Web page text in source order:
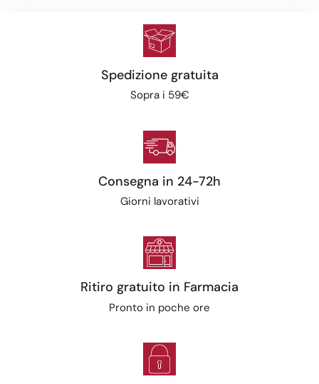
Spedizione gratuita
Sopra i 59€
Consegna in 24-72h
Giorni lavorativi
Ritiro gratuito in Farmacia
Pronto in poche ore